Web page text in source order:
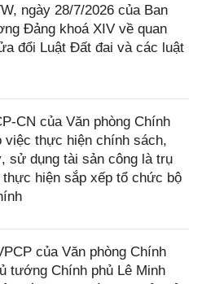
ngày 28/7/2026 của Ban
Đảng khoá XIV về quan
đổi Luật Đất đai và các luật
CN của Văn phòng Chính
việc thực hiện chính sách,
sử dụng tài sản công là trụ
hiện sắp xếp tổ chức bộ
của Văn phòng Chính
tướng Chính phủ Lê Minh